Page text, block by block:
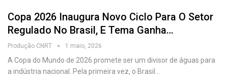
Copa 2026 Inaugura Novo Ciclo Para O Setor
Regulado No Brasil, E Tema Ganha…
Produção CNRT 1 maio, 2026
A Copa do Mundo de 2026 promete ser um divisor de águas para
a indústria nacional. Pela primeira vez, o Brasil